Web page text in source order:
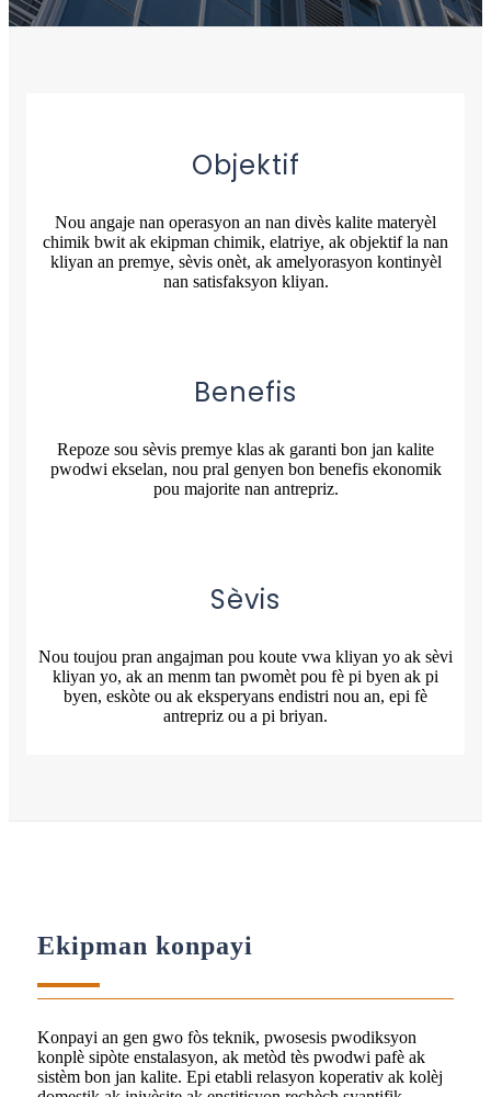
Objektif
Nou angaje nan operasyon an nan divès kalite materyèl
chimik bwit ak ekipman chimik, elatriye, ak objektif la nan
kliyan an premye, sèvis onèt, ak amelyorasyon kontinyèl
nan satisfaksyon kliyan.
Benefis
Repoze sou sèvis premye klas ak garanti bon jan kalite
pwodwi ekselan, nou pral genyen bon benefis ekonomik
pou majorite nan antrepriz.
Sèvis
Nou toujou pran angajman pou koute vwa kliyan yo ak sèvi
kliyan yo, ak an menm tan pwomèt pou fè pi byen ak pi
byen, eskòte ou ak eksperyans endistri nou an, epi fè
antrepriz ou a pi briyan.
Ekipman konpayi
Konpayi an gen gwo fòs teknik, pwosesis pwodiksyon
konplè sipòte enstalasyon, ak metòd tès pwodwi pafè ak
sistèm bon jan kalite. Epi etabli relasyon koperativ ak kolèj